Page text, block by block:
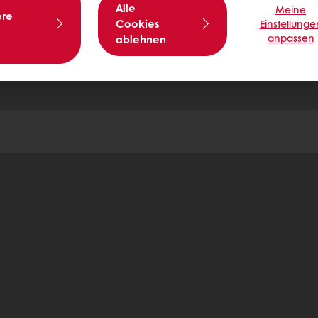
Alle
Cookies
ablehnen
Meine
anpassen